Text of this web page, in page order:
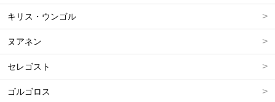
キリス・ウンゴル
ヌアネン
セレゴスト
ゴルゴロス